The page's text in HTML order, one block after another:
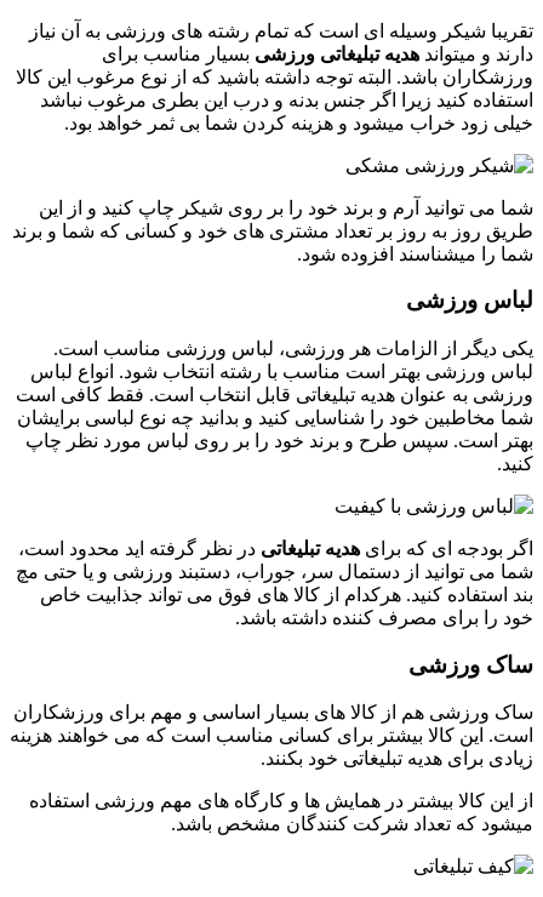
تقریبا شیکر وسیله ای است که تمام رشته های ورزشی به آن نیاز
دارند و میتواند هدیه تبلیغاتی ورزشی بسیار مناسب برای
ورزشکاران باشد. البته توجه داشته باشید که از نوع مرغوب این کالا
استفاده کنید زیرا اگر جنس بدنه و درب این بطری مرغوب نباشد
خیلی زود خراب میشود و هزینه کردن شما بی ثمر خواهد بود.
شما می توانید آرم و برند خود را بر روی شیکر چاپ کنید و از این
طریق روز به روز بر تعداد مشتری های خود و کسانی که شما و برند
شما را میشناسند افزوده شود.
لباس ورزشی
یکی دیگر از الزامات هر ورزشی، لباس ورزشی مناسب است.
لباس ورزشی بهتر است مناسب با رشته انتخاب شود. انواع لباس
ورزشی به عنوان هدیه تبلیغاتی قابل انتخاب است. فقط کافی است
شما مخاطبین خود را شناسایی کنید و بدانید چه نوع لباسی برایشان
بهتر است. سپس طرح و برند خود را بر روی لباس مورد نظر چاپ
کنید.
اگر بودجه ای که برای هدیه تبلیغاتی در نظر گرفته اید محدود است،
شما می توانید از دستمال سر، جوراب، دستبند ورزشی و یا حتی مچ
بند استفاده کنید. هرکدام از کالا های فوق می تواند جذابیت خاص
خود را برای مصرف کننده داشته باشد.
ساک ورزشی
ساک ورزشی هم از کالا های بسیار اساسی و مهم برای ورزشکاران
است. این کالا بیشتر برای کسانی مناسب است که می خواهند هزینه
زیادی برای هدیه تبلیغاتی خود بکنند.
از این کالا بیشتر در همایش ها و کارگاه های مهم ورزشی استفاده
میشود که تعداد شرکت کنندگان مشخص باشد.